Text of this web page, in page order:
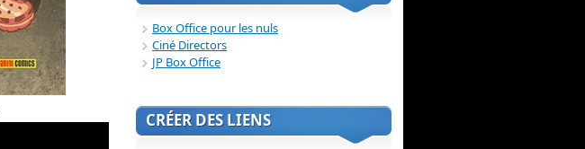
Box Office pour les nuls
Ciné Directors
JP Box Office
CRÉER DES LIENS